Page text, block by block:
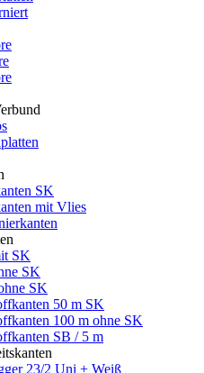
SK
mit Vlies
SK
SK
SK
50 m SK
100 m ohne SK
SB / 5 m
23/2 Uni + Weiß